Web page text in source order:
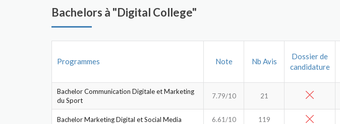
Bachelors à "Digital College"
Programmes Note Nb Avis
Dossier de
candidature
Bachelor Communication Digitale et Marketing
du Sport
7.79/10 21
Bachelor Marketing Digital et Social Media 6.61/10 119